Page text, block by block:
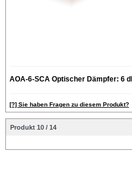
AOA-6-SCA Optischer Dämpfer: 6
[?] Sie haben Fragen zu diesem Produkt?
Produkt 10 / 14